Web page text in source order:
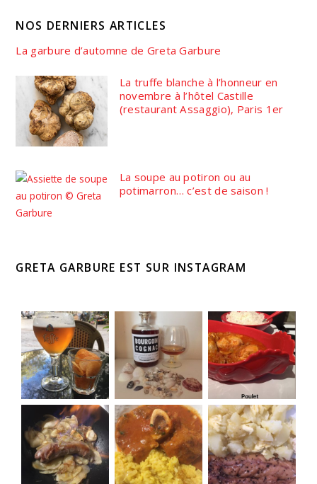
NOS DERNIERS ARTICLES
La garbure d’automne de Greta Garbure
La truffe blanche à l’honneur en
novembre à l’hôtel Castille
(restaurant Assaggio), Paris 1er
La soupe au potiron ou au
potimarron… c’est de saison !
GRETA GARBURE EST SUR INSTAGRAM